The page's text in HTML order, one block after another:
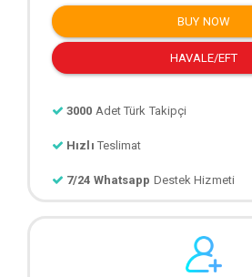
BUY NOW
HAVALE/EFT
3000 Adet Türk Takipçi
Hızlı Teslimat
7/24 Whatsapp Destek